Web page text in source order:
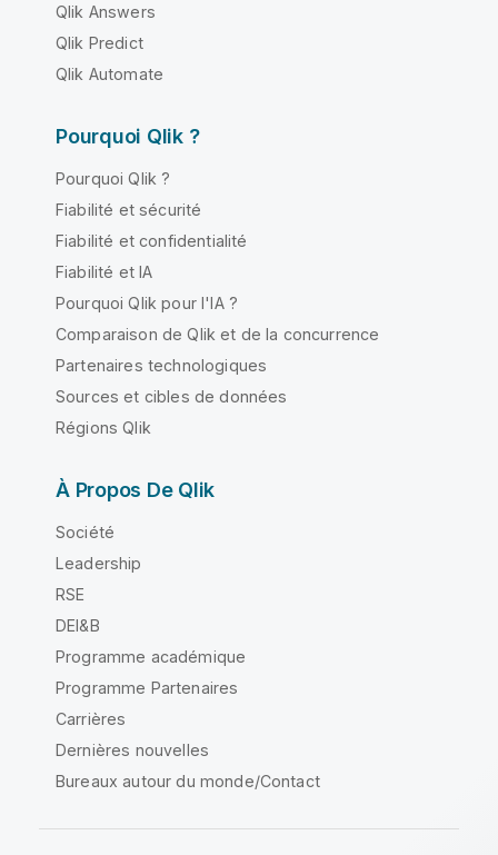
Qlik Answers
Qlik Predict
Qlik Automate
Pourquoi Qlik ?
Pourquoi Qlik ?
Fiabilité et sécurité
Fiabilité et confidentialité
Fiabilité et IA
Pourquoi Qlik pour l'IA ?
Comparaison de Qlik et de la concurrence
Partenaires technologiques
Sources et cibles de données
Régions Qlik
À Propos De Qlik
Société
Leadership
RSE
DEI&B
Programme académique
Programme Partenaires
Carrières
Dernières nouvelles
Bureaux autour du monde/Contact